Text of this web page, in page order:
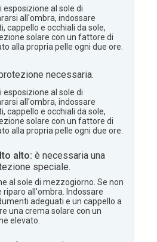
esposizione al sole di
all'ombra, indossare
cappello e occhiali da sole,
solare con un fattore di
alla propria pelle ogni due ore.
necessaria.
esposizione al sole di
all'ombra, indossare
cappello e occhiali da sole,
solare con un fattore di
alla propria pelle ogni due ore.
alto: è necessaria una
speciale.
al sole di mezzogiorno. Se non
riparo all'ombra. Indossare
adeguati e un cappello a
una crema solare con un
elevato.